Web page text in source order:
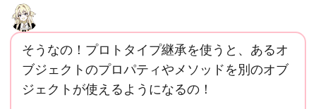
そうなの！プロトタイプ継承を使うと、あるオ
ブジェクトのプロパティやメソッドを別のオブ
ジェクトが使えるようになるの！